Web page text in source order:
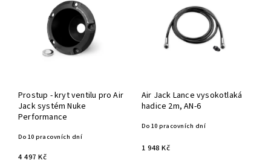
Prostup - kryt ventilu pro Air
Jack systém Nuke
Performance
Do 10 pracovních dní
4 497 Kč
Air Jack Lance vysokotlaká
hadice 2m, AN-6
Do 10 pracovních dní
1 948 Kč